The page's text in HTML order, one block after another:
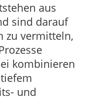
aus
sind darauf
zu vermitteln,
kombinieren
und